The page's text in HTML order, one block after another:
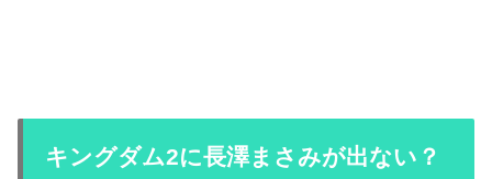
キングダム2に長澤まさみが出ない？